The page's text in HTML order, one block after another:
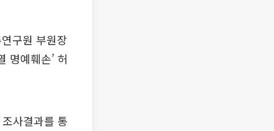
구원 부원장
예훼손’ 허
사결과를 통